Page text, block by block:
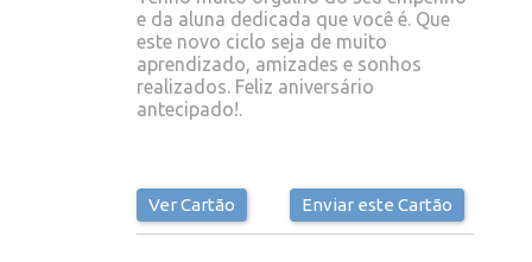
e da aluna dedicada que você é. Que
este novo ciclo seja de muito
aprendizado, amizades e sonhos
realizados. Feliz aniversário
antecipado!.
Ver Cartão Enviar este Cartão